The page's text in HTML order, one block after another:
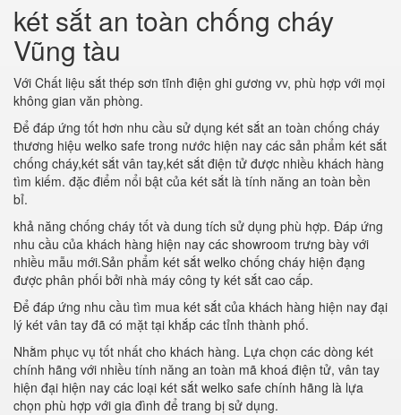
két sắt an toàn chống cháy
Vũng tàu
Với Chất liệu sắt thép sơn tĩnh điện ghi gương vv, phù hợp với mọi
không gian văn phòng.
Để đáp ứng tốt hơn nhu cầu sử dụng két sắt an toàn chống cháy
thương hiệu welko safe trong nước hiện nay các sản phẩm két sắt
chống cháy,két sắt vân tay,két sắt điện tử được nhiều khách hàng
tìm kiếm. đặc điểm nổi bật của két sắt là tính năng an toàn bền
bỉ.
khả năng chống cháy tốt và dung tích sử dụng phù hợp. Đáp ứng
nhu cầu của khách hàng hiện nay các showroom trưng bày với
nhiều mẫu mới.Sản phẩm két sắt welko chống cháy hiện đạng
được phân phối bởi nhà máy công ty két sắt cao cấp.
Để đáp ứng nhu cầu tìm mua két sắt của khách hàng hiện nay đại
lý két vân tay đã có mặt tại khắp các tỉnh thành phố.
Nhằm phục vụ tốt nhất cho khách hàng. Lựa chọn các dòng két
chính hãng với nhiều tính năng an toàn mã khoá điện tử, vân tay
hiện đại hiện nay các loại két sắt welko safe chính hãng là lựa
chọn phù hợp với gia đình để trang bị sử dụng.